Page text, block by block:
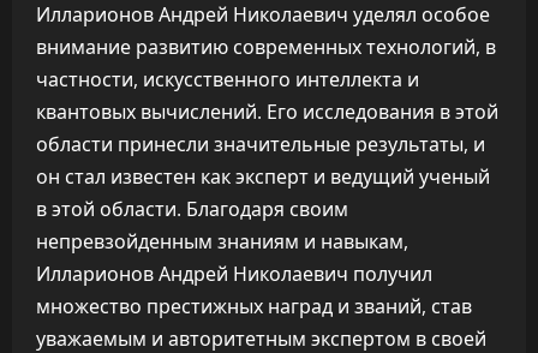
Илларионов Андрей Николаевич уделял особое
внимание развитию современных технологий, в
частности, искусственного интеллекта и
квантовых вычислений. Его исследования в этой
области принесли значительные результаты, и
он стал известен как эксперт и ведущий ученый
в этой области. Благодаря своим
непревзойденным знаниям и навыкам,
Илларионов Андрей Николаевич получил
множество престижных наград и званий, став
уважаемым и авторитетным экспертом в своей